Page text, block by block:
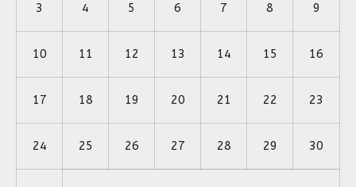
3 4 5 6 7 8 9
10 11 12 13 14 15 16
17 18 19 20 21 22 23
24 25 26 27 28 29 30